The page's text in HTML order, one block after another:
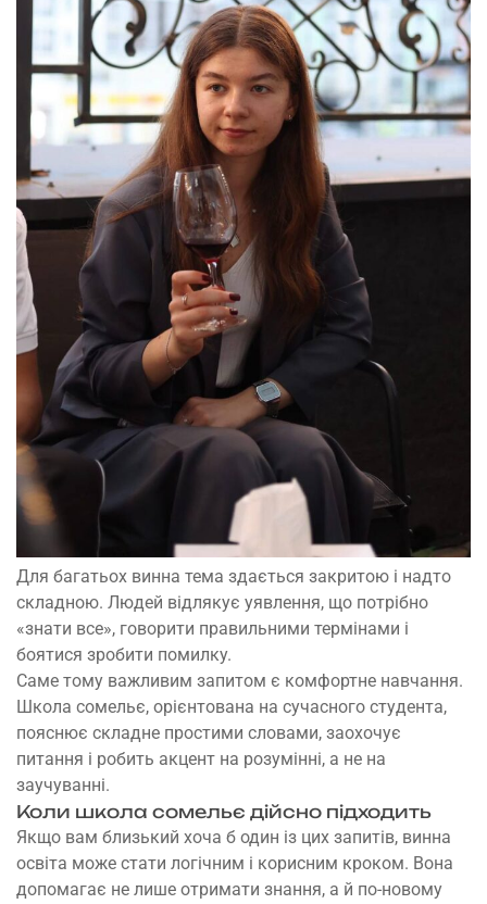
Для багатьох винна тема здається закритою і надто
складною. Людей відлякує уявлення, що потрібно
«знати все», говорити правильними термінами і
боятися зробити помилку.
Саме тому важливим запитом є комфортне навчання.
Школа сомельє, орієнтована на сучасного студента,
пояснює складне простими словами, заохочує
питання і робить акцент на розумінні, а не на
заучуванні.
Коли школа сомельє дійсно підходить
Якщо вам близький хоча б один із цих запитів, винна
освіта може стати логічним і корисним кроком. Вона
допомагає не лише отримати знання, а й по-новому